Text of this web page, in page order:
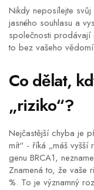
Nikdy neposílejte
jasného souhlasu a
společnosti prodávají
to bez vašeho
Co dělat,
„riziko“?
Nejčastější chyba je
mít“ - říká „máš
genu BRCA1,
Znamená to, že vaše
%. To je významný